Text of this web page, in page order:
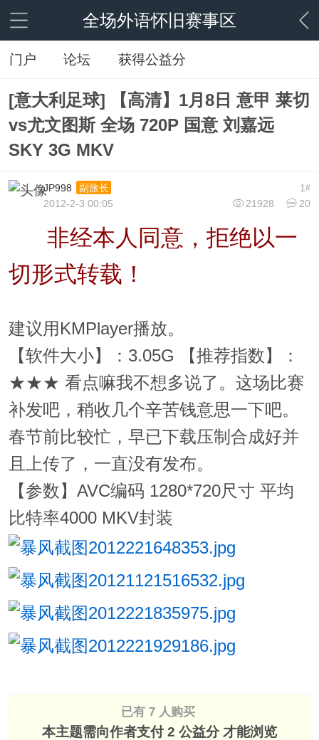
全场外语怀旧赛事区
门户 论坛 获得公益分
[意大利足球] 【高清】1月8日 意甲 莱切
vs尤文图斯 全场 720P 国意 刘嘉远
SKY 3G MKV
1#
JP998
副旅长
21928
20
2012-2-3 00:05
非经本人同意，拒绝以一
切形式转载！
建议用KMPlayer播放。
【软件大小】：3.05G 【推荐指数】：
★★★ 看点嘛我不想多说了。这场比赛
补发吧，稍收几个辛苦钱意思一下吧。
春节前比较忙，早已下载压制合成好并
且上传了，一直没有发布。
【参数】AVC编码 1280*720尺寸 平均
比特率4000 MKV封装
已有 7 人购买
本主题需向作者支付2 公益分才能浏览